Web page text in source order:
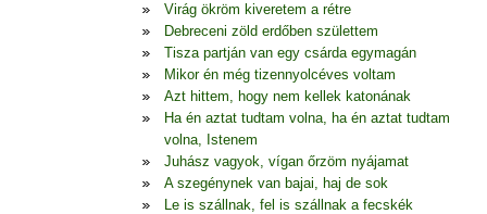
Virág ökröm kiveretem a rétre
Debreceni zöld erdőben születtem
Tisza partján van egy csárda egymagán
Mikor én még tizennyolcéves voltam
Azt hittem, hogy nem kellek katonának
Ha én aztat tudtam volna, ha én aztat tudtam
volna, Istenem
Juhász vagyok, vígan őrzöm nyájamat
A szegénynek van bajai, haj de sok
Le is szállnak, fel is szállnak a fecskék